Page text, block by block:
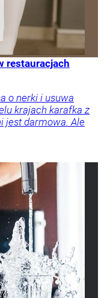
restauracjach
o nerki i usuwa
krajach karafka z
jest darmowa. Ale